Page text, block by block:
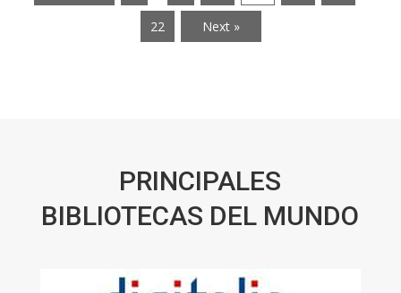
22 Next »
PRINCIPALES
BIBLIOTECAS DEL MUNDO